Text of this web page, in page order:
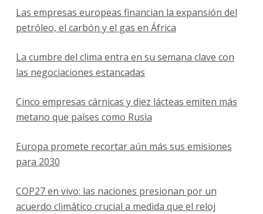
Las empresas europeas financian la expansión del
petróleo, el carbón y el gas en África
La cumbre del clima entra en su semana clave con
las negociaciones estancadas
Cinco empresas cárnicas y diez lácteas emiten más
metano que países como Rusia
Europa promete recortar aún más sus emisiones
para 2030
COP27 en vivo: las naciones presionan por un
acuerdo climático crucial a medida que el reloj